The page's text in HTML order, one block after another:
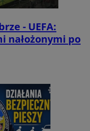
- UEFA:
nałożonymi po